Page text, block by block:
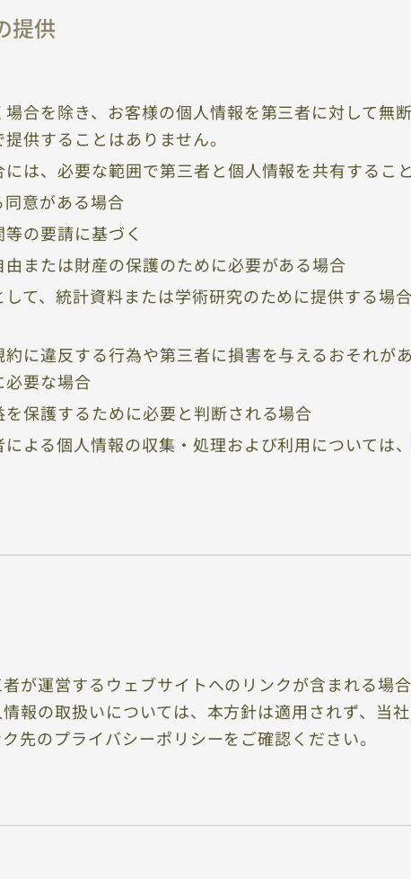
提供
合を除き、お客様の個人情報を第三者に対して無
供することはありません。
は、必要な範囲で第三者と個人情報を共有するこ
意がある場合
の要請に基づく
由または財産の保護のために必要がある場合
て、統計資料または学術研究のために提供する場
に違反する行為や第三者に損害を与えるおそれが
必要な場合
保護するために必要と判断される場合
よる個人情報の収集・処理および利用については
が運営するウェブサイトへのリンクが含まれる場
報の取扱いについては、本方針は適用されず、当
先のプライバシーポリシーをご確認ください。